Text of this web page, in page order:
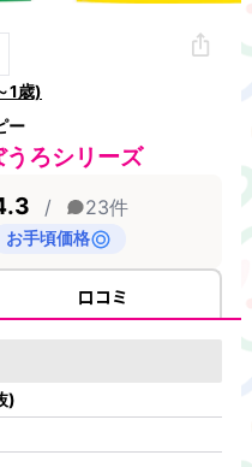
1歳)
ー
ろシリーズ
/ 23件
お手頃価格
口コミ
)